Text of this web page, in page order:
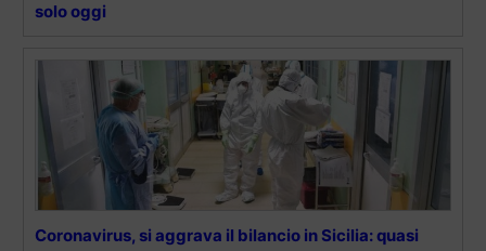
solo oggi
Coronavirus, si aggrava il bilancio in Sicilia: quasi